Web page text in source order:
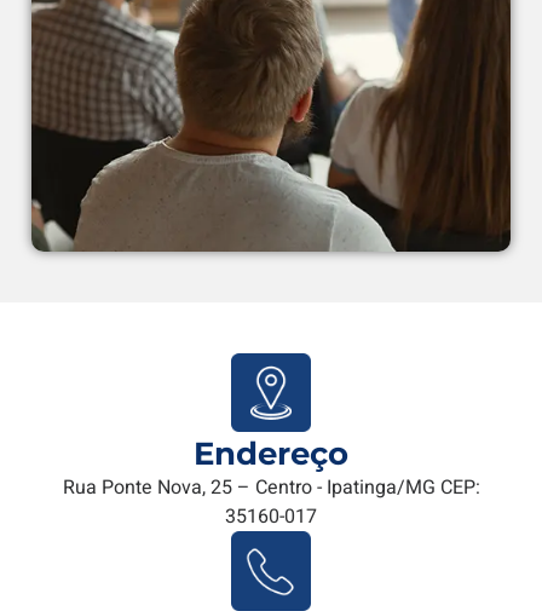
Endereço
Rua Ponte Nova, 25 – Centro - Ipatinga/MG CEP:
35160-017